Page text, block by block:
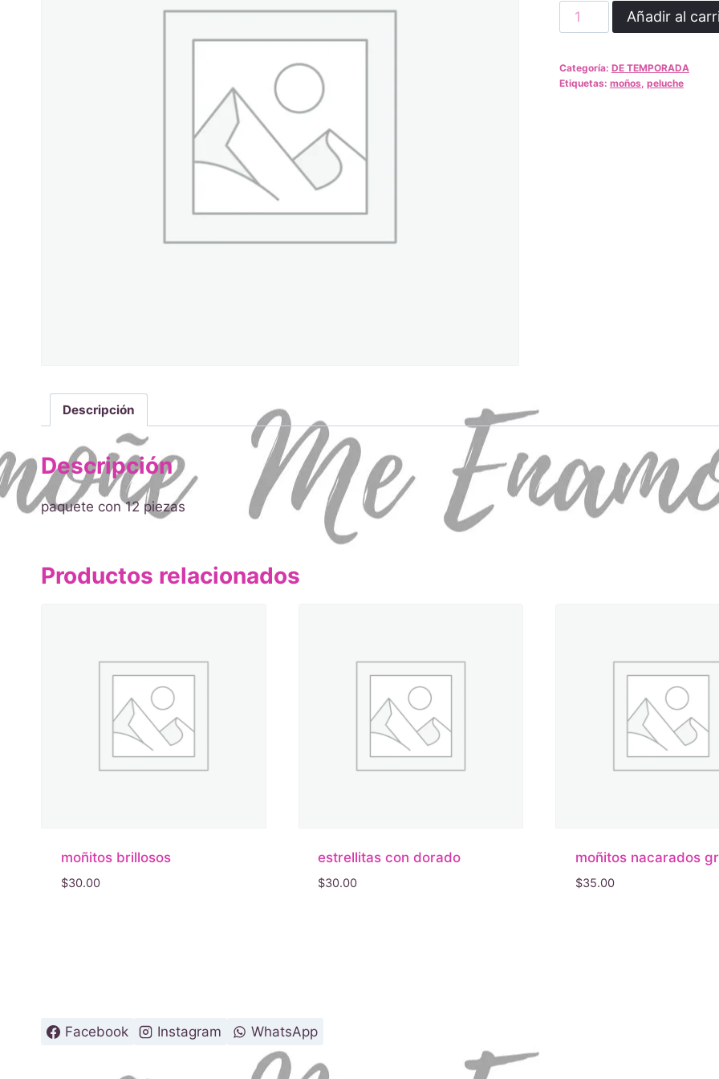
moñitos
de
cantidad
Añadir al
Categoría: DE TEMPORADA
Etiquetas: moños, peluche
Descripción
Descripción
paquete con 12 piezas
Productos relacionados
moñitos brillosos
$30.00
estrellitas con dorado
$30.00
moñitos nacarados
$35.00
Facebook Instagram WhatsApp